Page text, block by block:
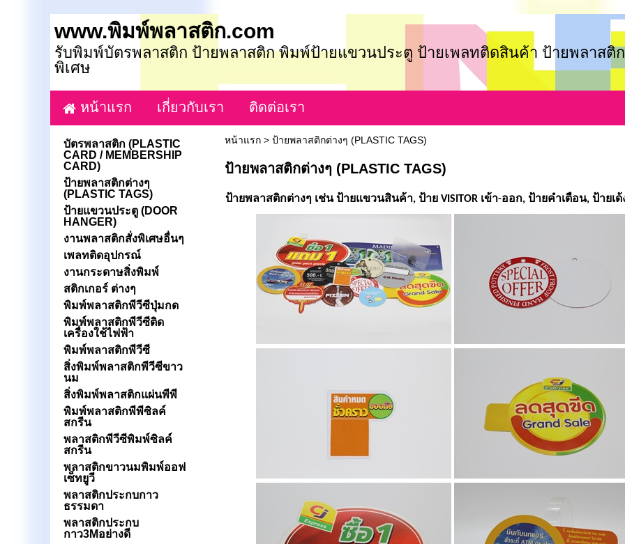
www.พิมพ์พลาสติก.com
รับพิมพ์บัตรพลาสติก ป้ายพลาสติก พิมพ์ป้ายแขวนประตู ป้ายเพลทติดสินค้า ป้ายพลาสติ
พิเศษ
หน้าแรก เกี่ยวกับเรา ติดต่อเรา
บัตรพลาสติก (PLASTIC
CARD / MEMBERSHIP
CARD)
ป้ายพลาสติกต่างๆ
(PLASTIC TAGS)
ป้ายแขวนประตู (DOOR
HANGER)
งานพลาสติกสั่งพิเศษอื่นๆ
เพลทติดอุปกรณ์
งานกระดาษสิ่งพิมพ์
สติกเกอร์ ต่างๆ
พิมพ์พลาสติกพีวีซีปุ่มกด
พิมพ์พลาสติกพีวีซีติด
เครื่องใช้ไฟฟ้า
พิมพ์พลาสติกพีวีซี
สิ่งพิมพ์พลาสติกพีวีซีขาว
นม
สิ่งพิมพ์พลาสติกแผ่นพีพี
พิมพ์พลาสติกพีพีซิลค์
สกรีน
พลาสติกพีวีซีพิมพ์ซิลค์
สกรีน
พลาสติกขาวนมพิมพ์ออฟ
เซ็ทยูวี
พลาสติกประกบกาว
ธรรมดา
พลาสติกประกบ
กาว3Mอย่างดี
หน้าแรก> ป้ายพลาสติกต่างๆ (PLASTIC TAGS)
ป้ายพลาสติกต่างๆ (PLASTIC TAGS)
ป้ายพลาสติกต่างๆ เช่น ป้ายแขวนสินค้า, ป้าย VISITOR เข้า-ออก, ป้ายคำเตือน, ป้ายเด้ง,